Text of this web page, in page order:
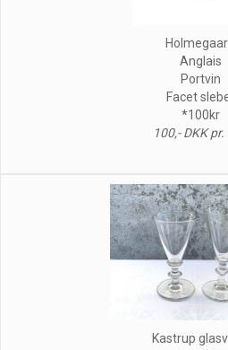
Anglais
Portvin
Facet
*100kr
100,- DKK
Kastrup